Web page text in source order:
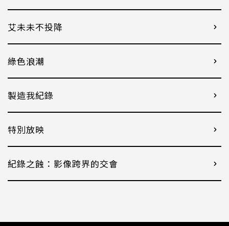
艾未未不投降
綠色浪潮
製造我紀錄
特別放映
紀錄之蝕：影像跨界的交會